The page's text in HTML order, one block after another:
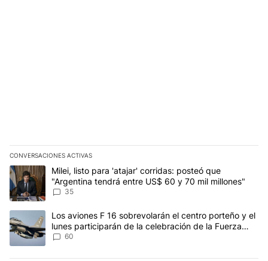
CONVERSACIONES ACTIVAS
Este listado muestra los artículos con más comentarios en los
Un artículo de tendencia con el título "Milei, listo para 'atajar'
Milei, listo para 'atajar' corridas: posteó que
"Argentina tendrá entre US$ 60 y 70 mil millones"
35
Un artículo de tendencia con el título "Los aviones F 16
Los aviones F 16 sobrevolarán el centro porteño y el
lunes participarán de la celebración de la Fuerza
Aérea
60